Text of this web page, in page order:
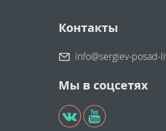
Контакты
info@sergiev-posad-
Мы в соцсетях